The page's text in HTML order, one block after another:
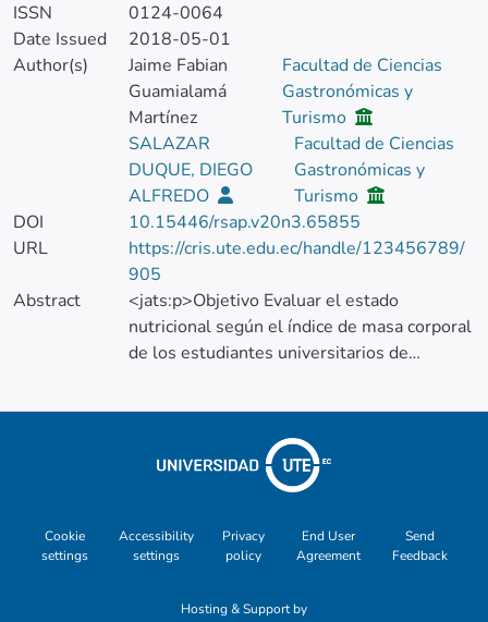
ISSN
0124-0064
Date Issued
2018-05-01
Author(s)
Jaime Fabian
Guamialamá
Martínez
Facultad de Ciencias
Gastronómicas y
Turismo
SALAZAR
DUQUE, DIEGO
ALFREDO
Facultad de Ciencias
Gastronómicas y
Turismo
DOI
10.15446/rsap.v20n3.65855
URL
https://cris.ute.edu.ec/handle/123456789/
905
Abstract
<jats:p>Objetivo Evaluar el estado
nutricional según el índice de masa corporal
de los estudiantes universitarios de
Ecuador (UCE) y de la Universidad
de Quito, estableciendo sujetos de estudio
con un perfil entre los 19 a 24 años de edad
antropométricos.Metodología Se estableció
una muestra conformada por 235
comedores universitarios; de este estudio
Cookie
settings
Accessibility
settings
Privacy
policy
End User
Agreement
Send
Feedback
Hosting & Support by